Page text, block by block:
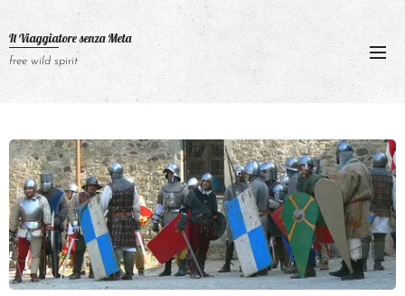
Il Viaggiatore senzaMeta
free wild spirit